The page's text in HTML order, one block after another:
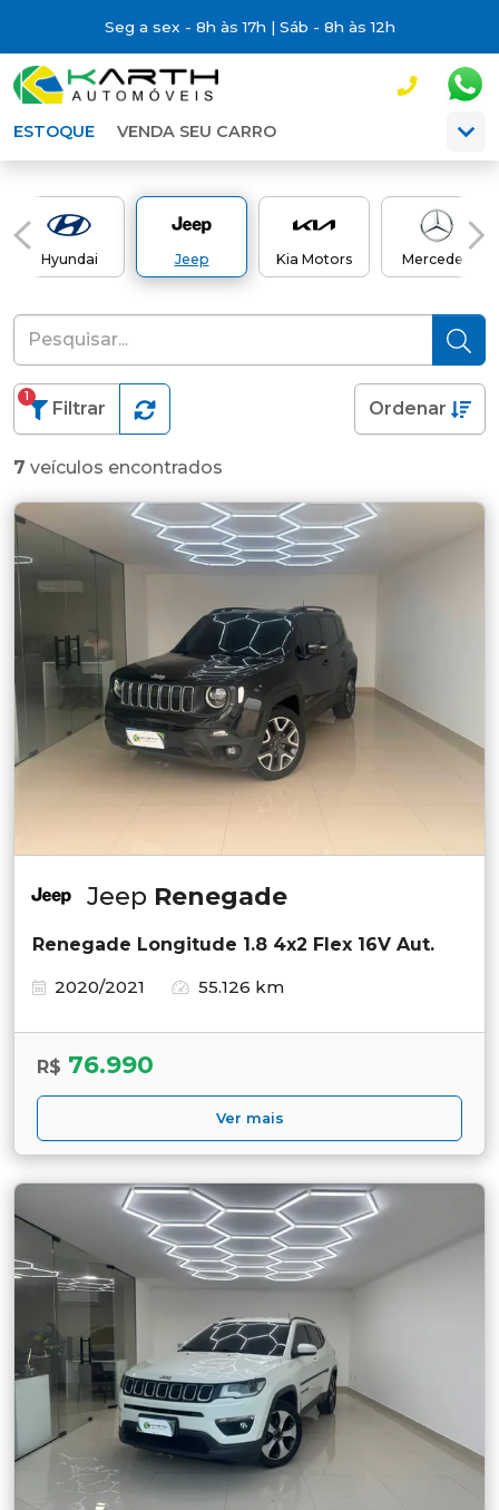
Seg a sex - 8h às 17h | Sáb - 8h às 12h
ESTOQUE VENDA SEU CARRO
Hyundai Jeep Kia Motors Mercedes
Filtrar
1
Ordenar
7 veículos encontrados
Jeep Renegade
Renegade Longitude 1.8 4x2 Flex 16V Aut.
2020/2021
55.126 km
R$ 76.990
Ver mais